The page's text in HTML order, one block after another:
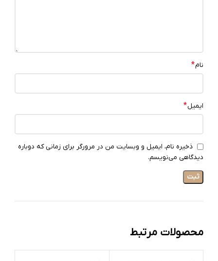
نام*
ایمیل*
ذخیره نام، ایمیل و وبسایت من در مرورگر برای زمانی که دوباره
دیدگاهی می‌نویسم.
محصولات مرتبط